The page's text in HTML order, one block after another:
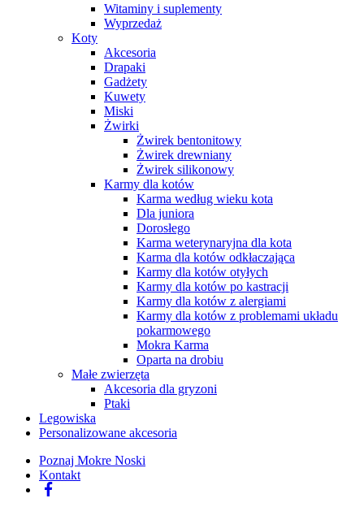
Witaminy i suplementy
Wyprzedaż
Koty
Akcesoria
Drapaki
Gadżety
Kuwety
Miski
Żwirki
Żwirek bentonitowy
Żwirek drewniany
Żwirek silikonowy
Karmy dla kotów
Karma według wieku kota
Dla juniora
Dorosłego
Karma weterynaryjna dla kota
Karma dla kotów odkłaczająca
Karmy dla kotów otyłych
Karmy dla kotów po kastracji
Karmy dla kotów z alergiami
Karmy dla kotów z problemami układu
pokarmowego
Mokra Karma
Oparta na drobiu
Małe zwierzęta
Akcesoria dla gryzoni
Ptaki
Legowiska
Personalizowane akcesoria
Poznaj Mokre Noski
Kontakt